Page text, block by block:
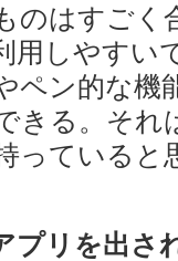
のはすごく
用しやすい
ペン的な機
きる。それ
っていると
リを出さ